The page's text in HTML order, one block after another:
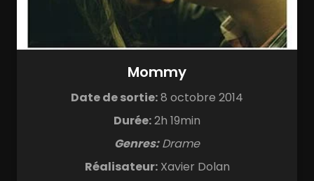
Mommy
Date de sortie:8 octobre 2014
Durée:2h 19min
Genres:Drame
Réalisateur:Xavier Dolan